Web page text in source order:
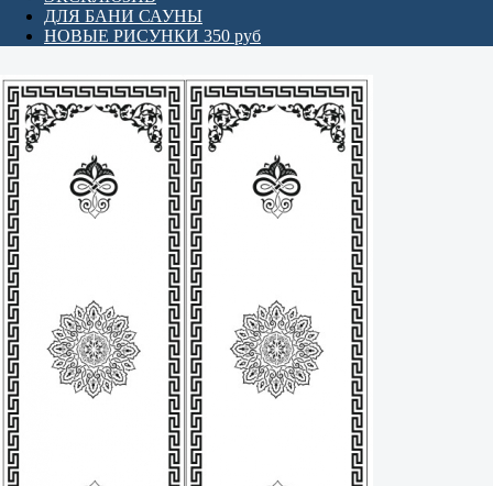
ДЛЯ БАНИ САУНЫ
НОВЫЕ РИСУНКИ 350 руб